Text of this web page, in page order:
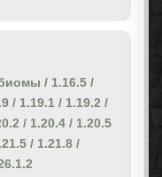
/ 1.16.5 /
/ 1.19.1 / 1.19.2 /
/ 1.20.4 / 1.20.5
/ 1.21.8 /